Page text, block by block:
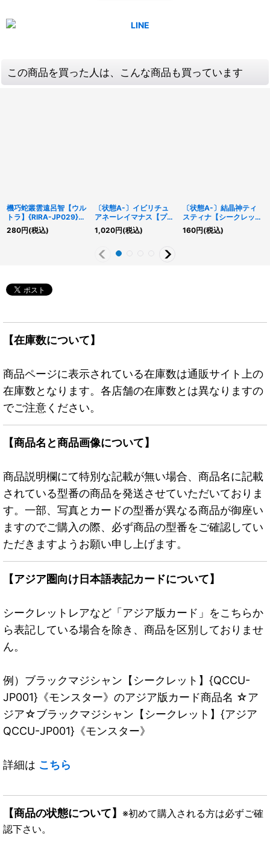
この商品を買った人は、こんな商品も買っています
機巧蛇叢雲遠呂智【ウル
トラ】{RIRA-JP029}
《モンスター》
280円(税込)
〔状態A-〕イビリチュ
アネーレイマナス【プリ
ズマティックシークレッ
ト】{PHHY-JP032}
1,020円(税込)
〔状態A-〕結晶神ティ
スティナ【シークレッ
ト】{WPP5-JP014}
《モンスター》
160円(税込)
【在庫数について】
商品ページに表示されている在庫数は通販サイト上の
在庫数となります。各店舗の在庫数とは異なりますの
でご注意ください。
【商品名と商品画像について】
商品説明欄にて特別な記載が無い場合、商品名に記載
されている型番の商品を発送させていただいておりま
す。一部、写真とカードの型番が異なる商品が御座い
ますのでご購入の際、必ず商品の型番をご確認してい
ただきますようお願い申し上げます。
【アジア圏向け日本語表記カードについて】
シークレットレアなど「アジア版カード」をこちらか
ら表記している場合を除き、商品を区別しておりませ
ん。
例）ブラックマジシャン【シークレット】{QCCU-
JP001}《モンスター》のアジア版カード商品名 ☆ア
ジア☆ブラックマジシャン【シークレット】{アジア
QCCU-JP001}《モンスター》
詳細は こちら
【商品の状態について】 ※初めて購入される方は必ずご確
認下さい。